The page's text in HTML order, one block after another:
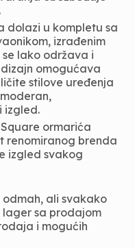
dolazi u kompletu sa
izrađenim
lako održava i
omogućava
stilove uređenja
izgled.
ormarića
brenda
izgled svakog
ali svakako
sa prodajom
i mogućih